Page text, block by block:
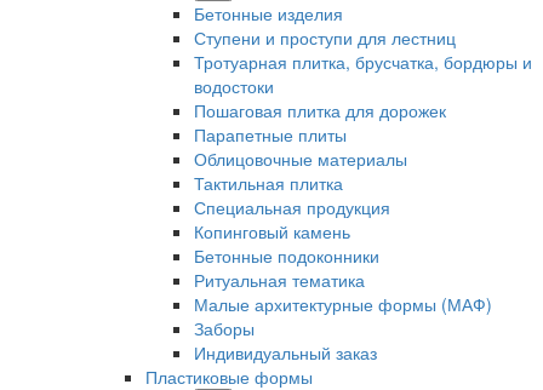
Бетонные изделия
Ступени и проступи для лестниц
Тротуарная плитка, брусчатка, бордюры и
водостоки
Пошаговая плитка для дорожек
Парапетные плиты
Облицовочные материалы
Тактильная плитка
Специальная продукция
Копинговый камень
Бетонные подоконники
Ритуальная тематика
Малые архитектурные формы (МАФ)
Заборы
Индивидуальный заказ
Пластиковые формы